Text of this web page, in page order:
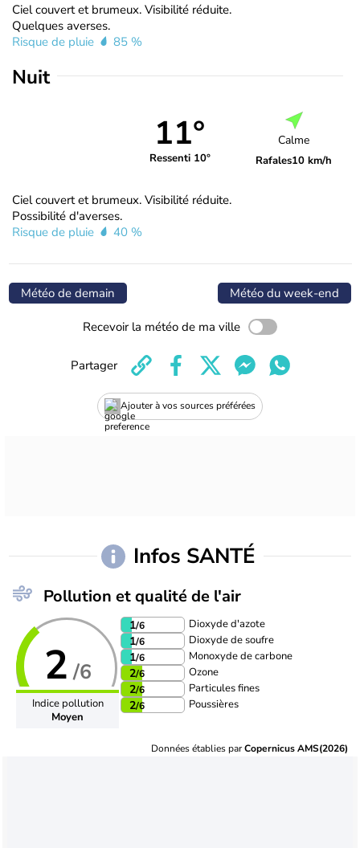
Ciel couvert et brumeux. Visibilité réduite.
Quelques averses.
Risque de pluie
85 %
Nuit
11°
Ressenti 10°
Calme
Rafales10 km/h
Ciel couvert et brumeux. Visibilité réduite.
Possibilité d'averses.
Risque de pluie
40 %
Météo de demain Météo du week-end
Recevoir la météo de ma ville
Ajouter à vos sources préférées
Partager
Infos SANTÉ
Pollution et qualité de l'air
2 /6
Indice pollution
Moyen
1/6 Dioxyde d'azote
1/6 Dioxyde de soufre
1/6 Monoxyde de carbone
2/6 Ozone
2/6 Particules fines
2/6 Poussières
Données établies parCopernicus AMS(2026)